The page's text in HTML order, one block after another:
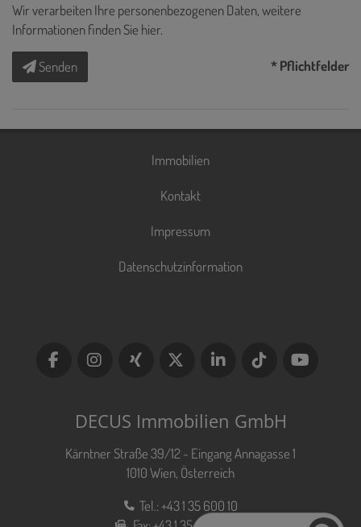
Wir verarbeiten Ihre personenbezogenen Daten, weitere
Informationen finden Sie hier.
Senden * Pflichtfelder
Immobilien
Kontakt
Impressum
Datenschutzinformation
DECUS Immobilien GmbH
Kärntner Straße 39/12 - Eingang Annagasse 1
1010 Wien, Österreich
Tel.:+43 1 35 600 10